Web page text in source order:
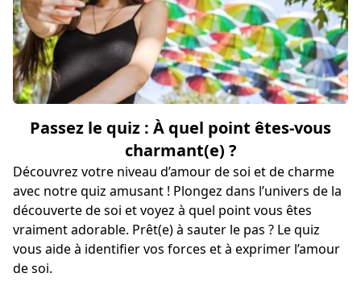
Passez le quiz : À quel point êtes-vous
charmant(e) ?
Découvrez votre niveau d’amour de soi et de charme
avec notre quiz amusant ! Plongez dans l’univers de la
découverte de soi et voyez à quel point vous êtes
vraiment adorable. Prêt(e) à sauter le pas ? Le quiz
vous aide à identifier vos forces et à exprimer l’amour
de soi.